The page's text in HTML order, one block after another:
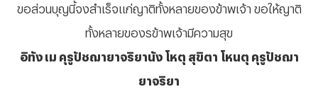
ขอส่วนบุญนี้จงสำเร็จแก่ญาติทั้งหลายของข้าพเจ้า ขอให้ญาติ
ทั้งหลายของรข้าพเจ้ามีความสุข
อิทัง เม คุรูปัชฌายาจริยานัง โหตุ สุขิตา โหนตุ คุรูปัชฌา
ยาจริยา